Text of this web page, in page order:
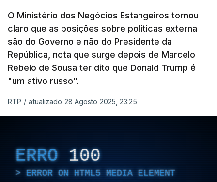
O Ministério dos Negócios Estangeiros tornou
claro que as posições sobre políticas externa
são do Governo e não do Presidente da
República, nota que surge depois de Marcelo
Rebelo de Sousa ter dito que Donald Trump é
"um ativo russo".
RTP / atualizado 28 Agosto 2025, 23:25
ERRO 100
ERROR ON HTML5 MEDIA ELEMENT